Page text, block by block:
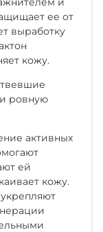
ее от
выработку
кожу.
ровную
активных
ей
кожу.